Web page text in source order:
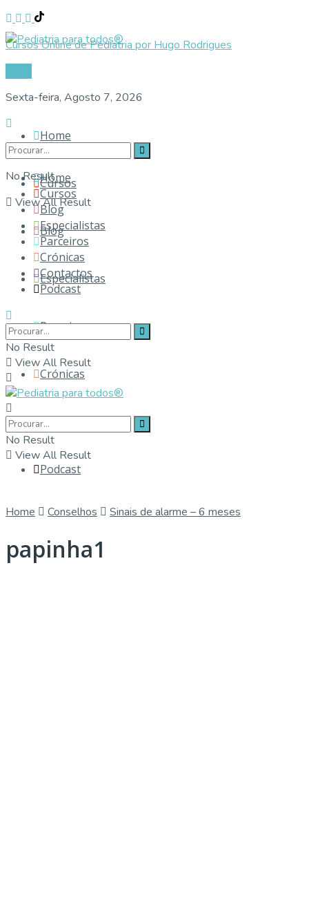
Cursos Online de Pediatria por Hugo Rodrigues
Sexta-feira, Agosto 7, 2026
No Result
View All Result
Home
Cursos
Blog
Especialistas
Parceiros
Crónicas
Contactos
Podcast
Home
Cursos
Blog
Especialistas
Parceiros
Crónicas
Contactos
Podcast
No Result
View All Result
No Result
View All Result
Home Conselhos Sinais de alarme – 6 meses
papinha1